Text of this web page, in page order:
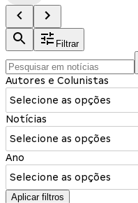
Filtrar
Autores e Colunistas
Selecione as opções
Notícias
Selecione as opções
Ano
Selecione as opções
Aplicar filtros